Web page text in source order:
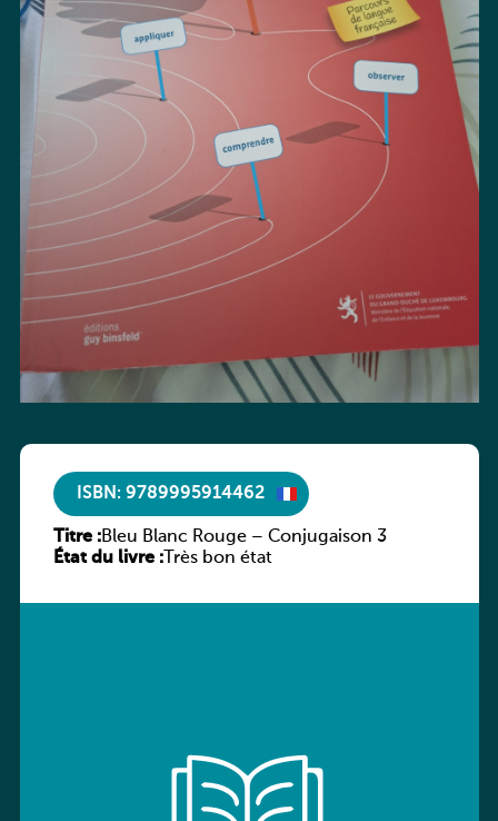
ISBN: 9789995914462
Titre :Bleu Blanc Rouge – Conjugaison 3
État du livre :Très bon état